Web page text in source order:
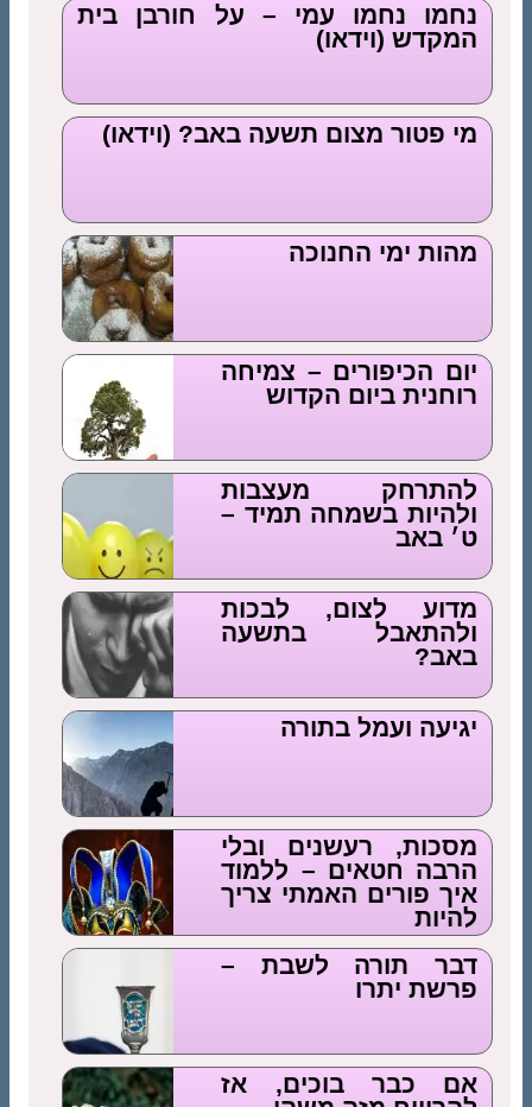
נחמו נחמו עמי – על חורבן בית
המקדש (וידאו)
מי פטור מצום תשעה באב? (וידאו)
מהות ימי החנוכה
יום הכיפורים – צמיחה
רוחנית ביום הקדוש
להתרחק מעצבות
ולהיות בשמחה תמיד –
ט׳ באב
מדוע לצום, לבכות
ולהתאבל בתשעה
באב?
יגיעה ועמל בתורה
מסכות, רעשנים ובלי
הרבה חטאים – ללמוד
איך פורים האמתי צריך
להיות
דבר תורה לשבת –
פרשת יתרו
אם כבר בוכים, אז